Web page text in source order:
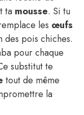
ta mousse. Si tu
les œufs
des pois chiches.
pour chaque
substitut te
tout de même
la